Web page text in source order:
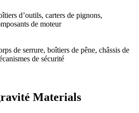
d’outils, carters de pignons,
de moteur
de serrure, boîtiers de pêne, châssis de
de sécurité
Materials